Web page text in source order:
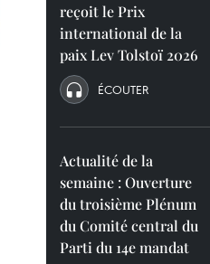
reçoit le Prix
international de la
paix Lev Tolstoï 2026
ÉCOUTER
Actualité de la
semaine : Ouverture
du troisième Plénum
du Comité central du
Parti du 14e mandat